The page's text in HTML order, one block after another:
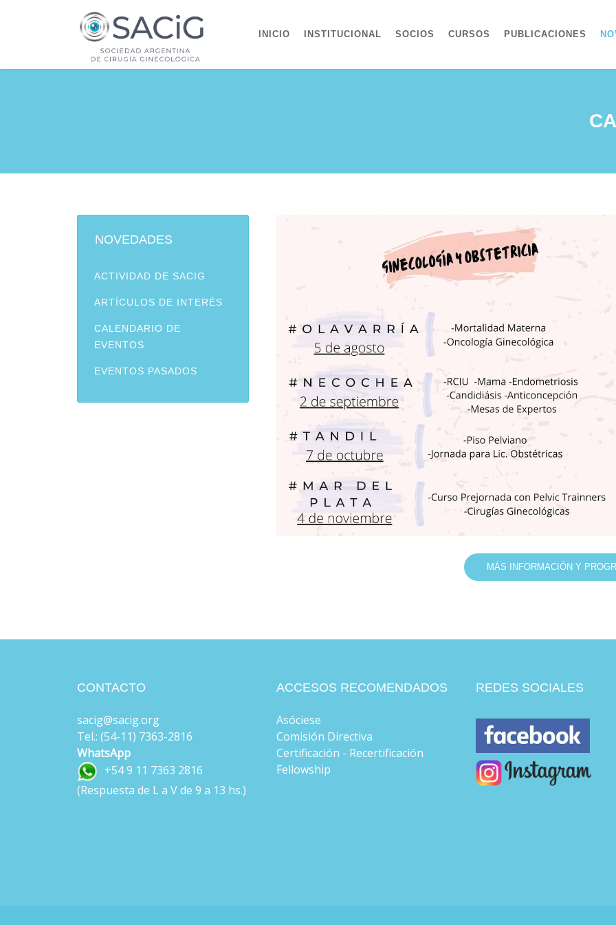
INICIO INSTITUCIONAL SOCIOS CURSOS PUBLICACIONES
MÁS INFORMACIÓN Y
NOVEDADES
ACTIVIDAD DE SACIG
ARTÍCULOS DE INTERÉS
CALENDARIO DE
EVENTOS
EVENTOS PASADOS
CONTACTO
sacig@sacig.org
Tel.: (54-11) 7363-2816
WhatsApp
+54 9 11 7363 2816
(Respuesta de L a V de 9 a 13 hs.)
ACCESOS RECOMENDADOS
Asóciese
Comisión Directiva
Certificación - Recertificación
Fellowship
REDES SOCIALES